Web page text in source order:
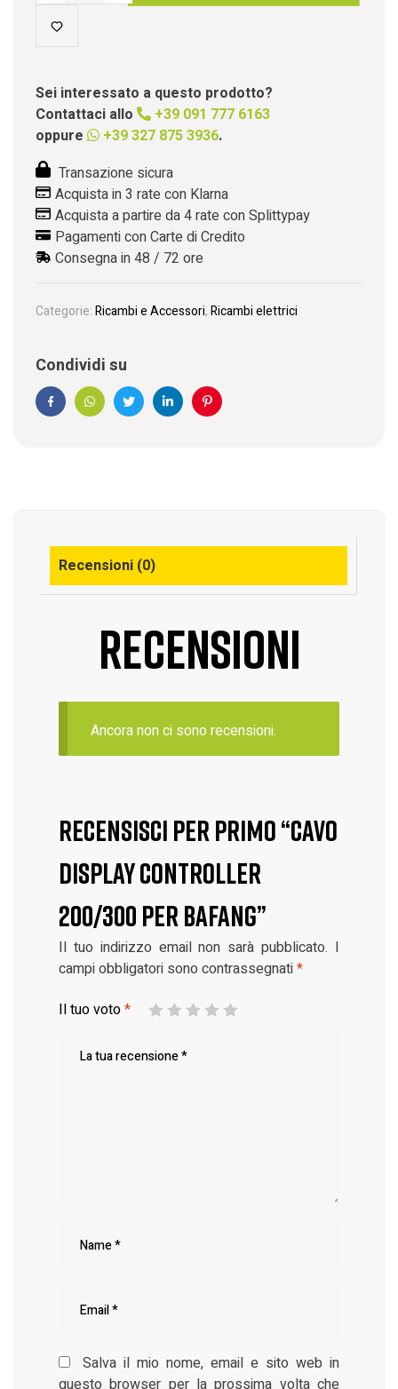
Sei interessato a questo prodotto?
Contattaci allo
+39 091 777 6163
oppure
+39 327 875 3936.
Transazione sicura
Acquista in 3 rate con Klarna
Acquista a partire da 4 rate con Splittypay
Pagamenti con Carte di Credito
Consegna in 48 / 72 ore
Categorie:Ricambi e Accessori,Ricambi elettrici
Condividi su
FacebookWhatsAppTwitterLinkedinPinterest
Recensioni (0)
RECENSIONI
Ancora non ci sono recensioni.
RECENSISCI PER PRIMO “CAVO
DISPLAY CONTROLLER
200/300 PER BAFANG”
Il tuo indirizzo email non sarà pubblicato. I
campi obbligatori sono contrassegnati*
Il tuo voto*
Salva il mio nome, email e sito web in
questo browser per la prossima volta che